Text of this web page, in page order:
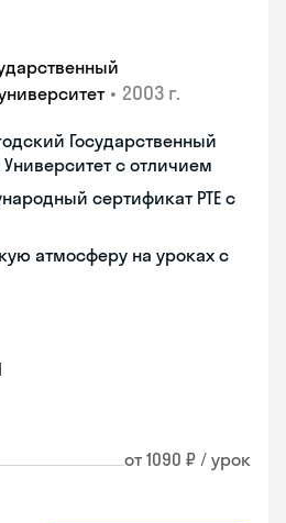
• 2003 г.
Государственный
с отличием
сертификат PTE с
атмосферу на уроках с
от 1090 ₽ / урок